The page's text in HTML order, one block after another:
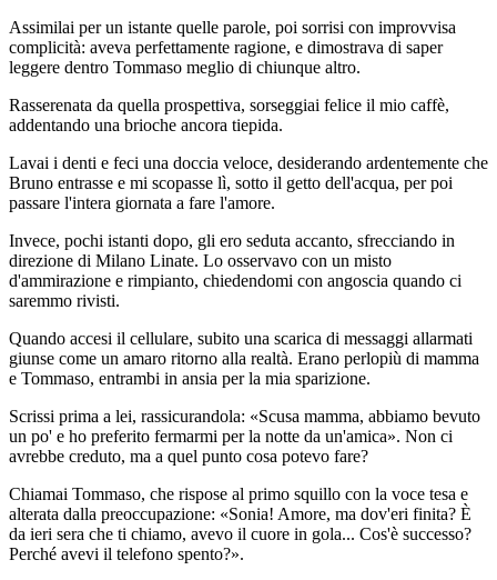
Assimilai per un istante quelle parole, poi sorrisi con improvvisa
complicità: aveva perfettamente ragione, e dimostrava di saper
leggere dentro Tommaso meglio di chiunque altro.
Rasserenata da quella prospettiva, sorseggiai felice il mio caffè,
addentando una brioche ancora tiepida.
Lavai i denti e feci una doccia veloce, desiderando ardentemente che
Bruno entrasse e mi scopasse lì, sotto il getto dell'acqua, per poi
passare l'intera giornata a fare l'amore.
Invece, pochi istanti dopo, gli ero seduta accanto, sfrecciando in
direzione di Milano Linate. Lo osservavo con un misto
d'ammirazione e rimpianto, chiedendomi con angoscia quando ci
saremmo rivisti.
Quando accesi il cellulare, subito una scarica di messaggi allarmati
giunse come un amaro ritorno alla realtà. Erano perlopiù di mamma
e Tommaso, entrambi in ansia per la mia sparizione.
Scrissi prima a lei, rassicurandola: «Scusa mamma, abbiamo bevuto
un po' e ho preferito fermarmi per la notte da un'amica». Non ci
avrebbe creduto, ma a quel punto cosa potevo fare?
Chiamai Tommaso, che rispose al primo squillo con la voce tesa e
alterata dalla preoccupazione: «Sonia! Amore, ma dov'eri finita? È
da ieri sera che ti chiamo, avevo il cuore in gola... Cos'è successo?
Perché avevi il telefono spento?».